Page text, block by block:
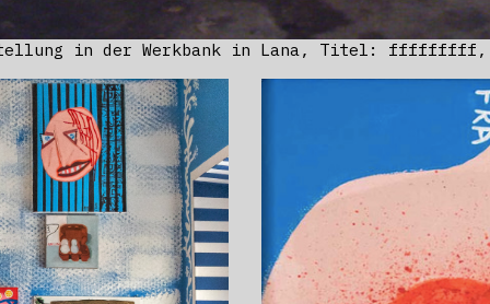
in der Werkbank in Lana, Titel: fffffffff,